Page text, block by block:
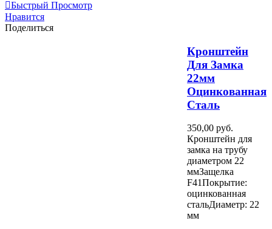
Быстрый Просмотр
Нравится
Поделиться
Кронштейн
Для Замка
22мм
Оцинкованная
Сталь
350,00 руб.
Кронштейн для
замка на трубу
диаметром 22
ммЗащелка
F41Покрытие:
оцинкованная
стальДиаметр: 22
мм